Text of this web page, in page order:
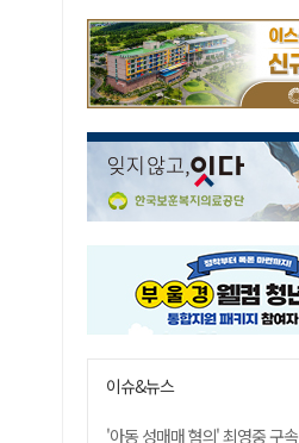
이슈&뉴스
'아동 성매매 혐의' 최영중 구속